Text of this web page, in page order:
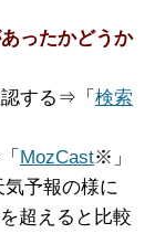
ったかどうか
する⇒「 検索
MozCast※」
予報の様に
超えると比較